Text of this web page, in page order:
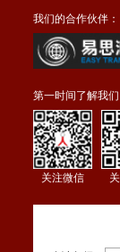
我们的合作伙伴：
第一时间了解我们
关注微信